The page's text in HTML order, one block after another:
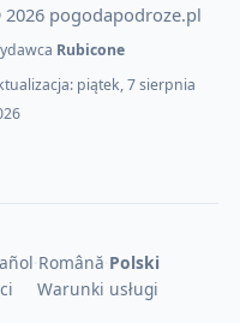
pogodapodroze.pl
Rubicone
piątek, 7 sierpnia
Română Polski
Warunki usługi